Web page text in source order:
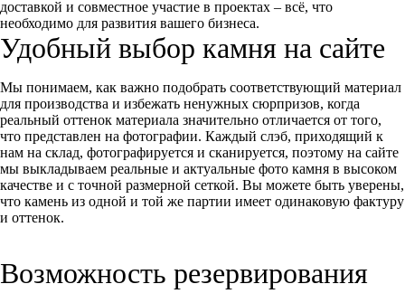
доставкой и совместное участие в проектах – всё, что
необходимо для развития вашего бизнеса.
Удобный выбор камня на сайте
Мы понимаем, как важно подобрать соответствующий материал
для производства и избежать ненужных сюрпризов, когда
реальный оттенок материала значительно отличается от того,
что представлен на фотографии. Каждый слэб, приходящий к
нам на склад, фотографируется и сканируется, поэтому на сайте
мы выкладываем реальные и актуальные фото камня в высоком
качестве и с точной размерной сеткой. Вы можете быть уверены,
что камень из одной и той же партии имеет одинаковую фактуру
и оттенок.
Возможность резервирования